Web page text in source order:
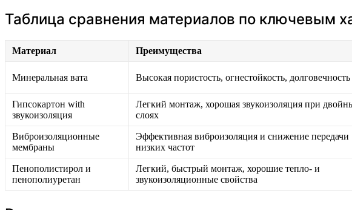
Таблица сравнения материалов по ключевым
Материал Преимущества
Минеральная вата Высокая пористость, огнестойкость, долговечность
Гипсокартон with
звукоизоляция
Легкий монтаж, хорошая звукоизоляция при
слоях
Виброизоляционные
мембраны
Эффективная виброизоляция и снижение передачи
низких частот
Пенополистирол и
пенополиуретан
Легкий, быстрый монтаж, хорошие тепло- и
звукоизоляционные свойства